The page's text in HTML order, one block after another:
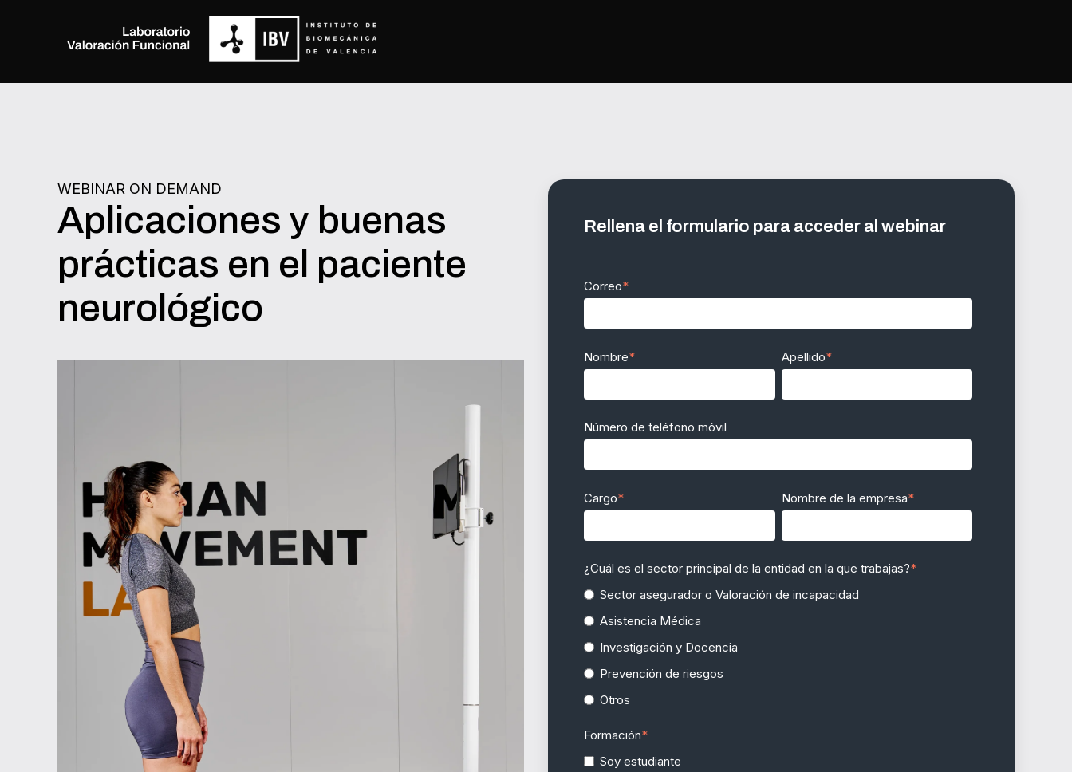
WEBINAR ON DEMAND
Aplicaciones y buenas
prácticas en el paciente
neurológico
Rellena el formulario para acceder al webinar
Correo*
Nombre* Apellido*
Número de teléfono móvil
Cargo* Nombre de la empresa*
¿Cuál es el sector principal de la entidad en la que trabajas?*
Sector asegurador o Valoración de incapacidad
Asistencia Médica
Investigación y Docencia
Prevención de riesgos
Otros
Formación*
Soy estudiante